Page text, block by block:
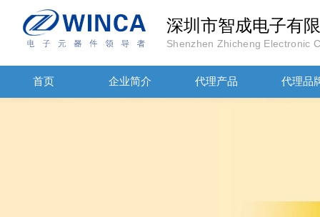
深圳市智成电子有
Shenzhen Zhicheng Electronic
首页 企业简介 代理产品 代理品
JOHANOSN高压贴片电容1206/NPO/1000V/220PF/J档封装